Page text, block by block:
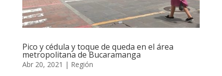
Pico y cédula y toque de queda en el área
metropolitana de Bucaramanga
Abr 20, 2021 | Región